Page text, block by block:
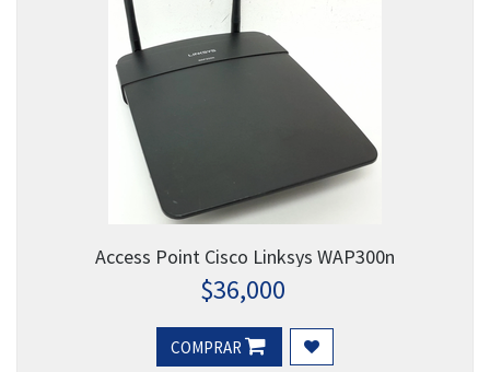
Access Point Cisco Linksys WAP300n
$36,000
COMPRAR